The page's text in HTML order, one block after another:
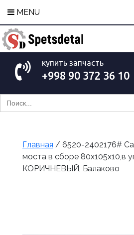
MENU
купить запчасть
+998 90 372 36 10
Search
for:
Главная / 6520-2402176#
моста в сборе 80х105х10,в
КОРИЧНЕВЫЙ, Балаково